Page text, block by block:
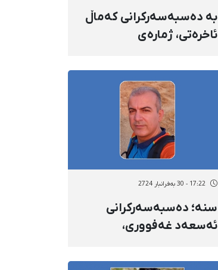
بە دەسبەسەرکرانی کەماڵ
ئاخرەتی، ژمارەی
بانگکراوانی سنە گەیشتە ١٥
17:22 - 30 بەفرانبار 2724
سنە؛ دەسبەسەرکرانی
ئەسعەد غەفووری،
بەرپرسانی کەمپەینی